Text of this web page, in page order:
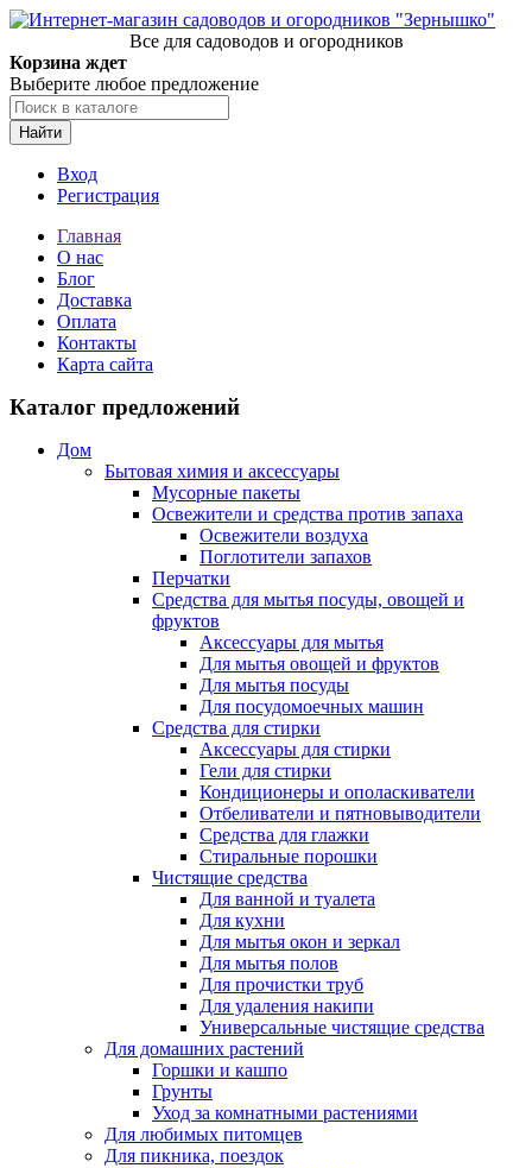
Все для садоводов и огородников
Корзина ждет
Выберите любое предложение
Найти
Вход
Регистрация
Главная
О нас
Блог
Доставка
Оплата
Контакты
Карта сайта
Каталог предложений
Дом
Бытовая химия и аксессуары
Мусорные пакеты
Освежители и средства против запаха
Освежители воздуха
Поглотители запахов
Перчатки
Средства для мытья посуды, овощей и
фруктов
Аксессуары для мытья
Для мытья овощей и фруктов
Для мытья посуды
Для посудомоечных машин
Средства для стирки
Аксессуары для стирки
Гели для стирки
Кондиционеры и ополаскиватели
Отбеливатели и пятновыводители
Средства для глажки
Стиральные порошки
Чистящие средства
Для ванной и туалета
Для кухни
Для мытья окон и зеркал
Для мытья полов
Для прочистки труб
Для удаления накипи
Универсальные чистящие средства
Для домашних растений
Горшки и кашпо
Грунты
Уход за комнатными растениями
Для любимых питомцев
Для пикника, поездок